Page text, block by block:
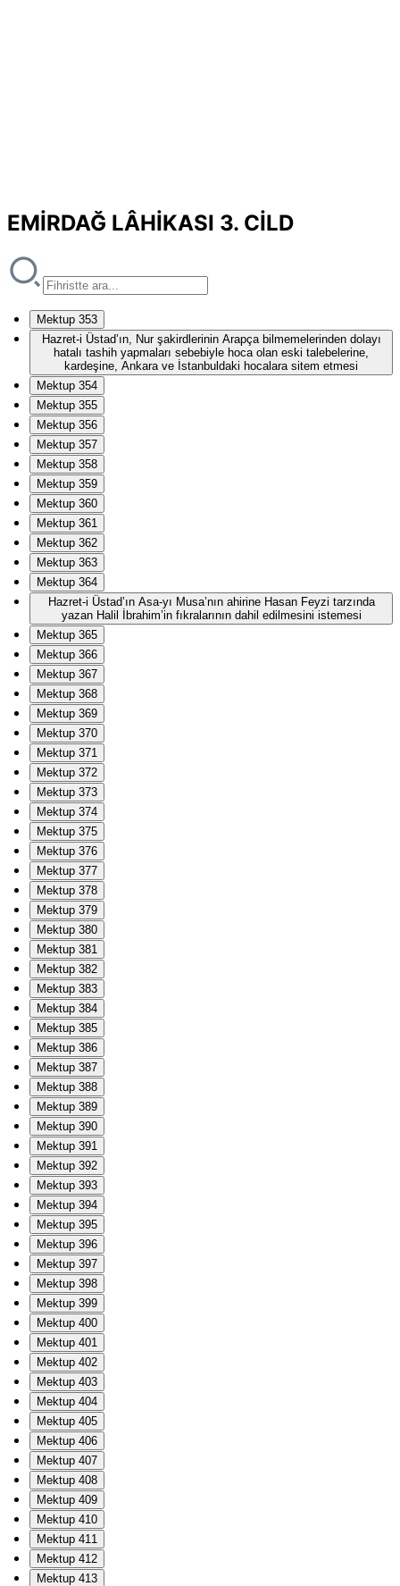
EMİRDAĞ LÂHİKASI 3. CİLD
Mektup 353
Hazret-i Üstad’ın, Nur şakirdlerinin Arapça bilmemelerinden dolayı
hatalı tashih yapmaları sebebiyle hoca olan eski talebelerine,
kardeşine, Ankara ve İstanbuldaki hocalara sitem etmesi
Mektup 354
Mektup 355
Mektup 356
Mektup 357
Mektup 358
Mektup 359
Mektup 360
Mektup 361
Mektup 362
Mektup 363
Mektup 364
Hazret-i Üstad’ın Asa-yı Musa’nın ahirine Hasan Feyzi tarzında
yazan Halil İbrahim’in fıkralarının dahil edilmesini istemesi
Mektup 365
Mektup 366
Mektup 367
Mektup 368
Mektup 369
Mektup 370
Mektup 371
Mektup 372
Mektup 373
Mektup 374
Mektup 375
Mektup 376
Mektup 377
Mektup 378
Mektup 379
Mektup 380
Mektup 381
Mektup 382
Mektup 383
Mektup 384
Mektup 385
Mektup 386
Mektup 387
Mektup 388
Mektup 389
Mektup 390
Mektup 391
Mektup 392
Mektup 393
Mektup 394
Mektup 395
Mektup 396
Mektup 397
Mektup 398
Mektup 399
Mektup 400
Mektup 401
Mektup 402
Mektup 403
Mektup 404
Mektup 405
Mektup 406
Mektup 407
Mektup 408
Mektup 409
Mektup 410
Mektup 411
Mektup 412
Mektup 413